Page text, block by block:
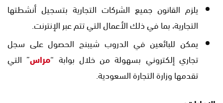
يلزم القانون جميع الشركات التجارية بتسجيل أنشطتها
التجارية، بما في ذلك الأعمال التي تتم عبر الإنترنت.
يمكن للبائعين في الدروب شيبنج الحصول على سجل
تجاري إلكتروني بسهولة من خلال بوابة “مراس” التي
تقدمها وزارة التجارة السعودية.